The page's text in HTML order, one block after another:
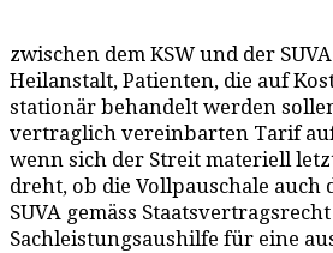
zwischen dem KSW und der
Heilanstalt, Patienten, die auf
stationär behandelt werden
vertraglich vereinbarten Tarif
wenn sich der Streit materiell
dreht, ob die Vollpauschale auch
SUVA gemäss Staatsvertragsrecht
Sachleistungsaushilfe für eine